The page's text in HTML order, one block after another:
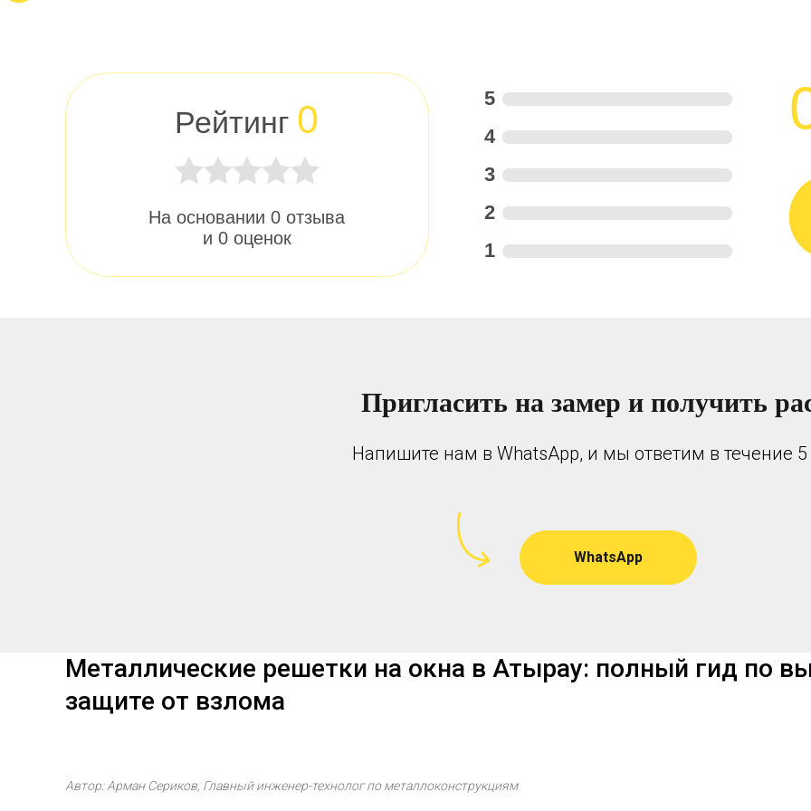
Рейтинг 0
На основании0 отзыва
и 0оценок
5
4
3
2
1
Пригласить на замер и получить
Напишите нам в WhatsApp, и мы ответим в течение
WhatsApp
Металлические решетки на окна в Атырау: полный гид по
защите от взлома
Автор: Арман Сериков, Главный инженер-технолог по металлоконструкциям